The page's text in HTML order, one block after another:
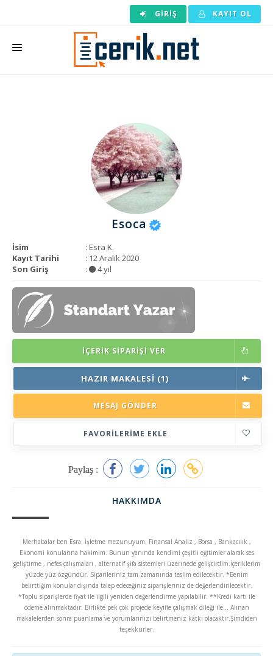
GIRIŞ KAYIT OL
KURUMSAL
Esoca
İsim
: Esra K.
Kayıt Tarihi
: 12 Aralık 2020
Son Giriş
: 4 yıl
İÇERIK SIPARIŞI VER
HAZIR MAKALESI (1)
MESAJ GÖNDER
FAVORILERIME EKLE
Paylaş :
HAKKIMDA
Merhabalar ben Esra. İşletme mezunuyum. Finansal Analiz , Borsa , Bankacılık ,
Ekonomi konularına hakimim. Bunun yanında kendimi çeşitli eğitimler alarak ses
geliştirme , nefes çalışmaları , alternatif şifa sistemleri üzerinede geliştirdim.İçeriklerim
yüzde yüz özgündür. Siparileriniz tam zamanında teslim edilecektir. *Benim
belirttiğim konular dışında talep edeceğiniz siparişleriniz de değerlendirilecektir.
*Toplu siparişlerde fiyat ile ilgili yeniden değerlendirme yapılabilir. **Kredi kartı ile
ödeme alınmaktadır. Birlikte pek çok projede keyifle çalışmak dileği ile... Alınan
makalelerden sonra puanlama ve yorumlarınızı belirtmeniz katkı olacaktır.Şimdiden
teşekkürler.